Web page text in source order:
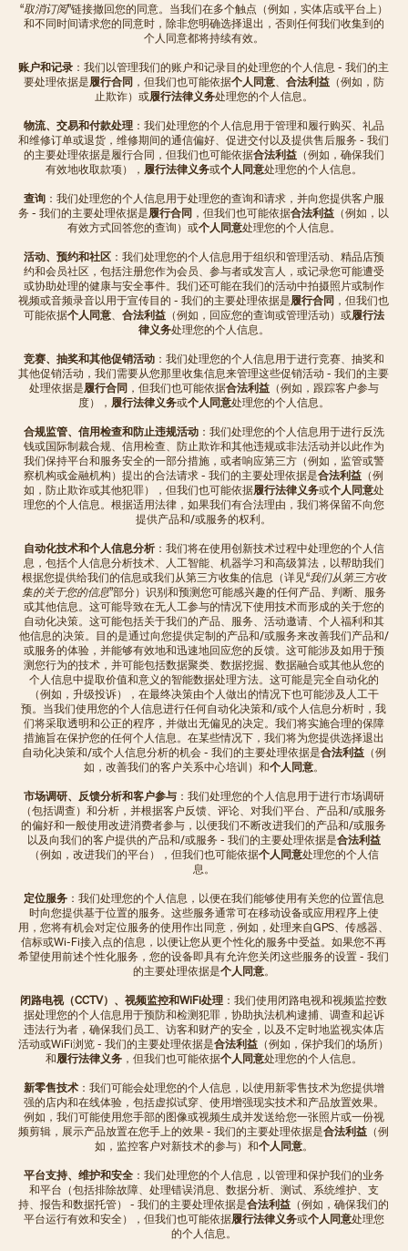
“取消订阅”链接撤回您的同意。当我们在多个触点（例如，实体店或平台上）
和不同时间请求您的同意时，除非您明确选择退出，否则任何我们收集到的
个人同意都将持续有效。
账户和记录 ：我们以管理我们的账户和记录目的处理您的个人信息 - 我们的主
要处理依据是履行合同 ，但我们也可能依据个人同意、 合法利益（例如，防
止欺诈）或履行法律义务处理您的个人信息。
物流、交易和付款处理：我们处理您的个人信息用于管理和履行购买、礼品
和维修订单或退货，维修期间的通信偏好、促进交付以及提供售后服务 - 我们
的主要处理依据是履行合同，但我们也可能依据合法利益（例如，确保我们
有效地收取款项）， 履行法律义务或个人同意处理您的个人信息。
查询：我们处理您的个人信息用于处理您的查询和请求，并向您提供客户服
务 - 我们的主要处理依据是履行合同 ，但我们也可能依据合法利益 （例如，以
有效方式回答您的查询）或个人同意处理您的个人信息。
活动、预约和社区：我们处理您的个人信息用于组织和管理活动、精品店预
约和会员社区，包括注册您作为会员、参与者或发言人，或记录您可能遭受
或协助处理的健康与安全事件。我们还可能在我们的活动中拍摄照片或制作
视频或音频录音以用于宣传目的 - 我们的主要处理依据是履行合同 ，但我们也
可能依据个人同意、 合法利益（例如，回应您的查询或管理活动）或履行法
律义务处理您的个人信息。
竞赛、抽奖和其他促销活动：我们处理您的个人信息用于进行竞赛、抽奖和
其他促销活动，我们需要从您那里收集信息来管理这些促销活动 - 我们的主要
处理依据是履行合同 ，但我们也可能依据合法利益（例如，跟踪客户参与
度）， 履行法律义务或个人同意处理您的个人信息。
合规监管、信用检查和防止违规活动：我们处理您的个人信息用于进行反洗
钱或国际制裁合规、信用检查、防止欺诈和其他违规或非法活动并以此作为
我们保持平台和服务安全的一部分措施，或者响应第三方（例如，监管或警
察机构或金融机构）提出的合法请求 - 我们的主要处理依据是合法利益 （例
如，防止欺诈或其他犯罪），但我们也可能依据履行法律义务或个人同意处
理您的个人信息。根据适用法律，如果我们有合法理由，我们将保留不向您
提供产品和/或服务的权利。
自动化技术和个人信息分析：我们将在使用创新技术过程中处理您的个人信
息，包括个人信息分析技术、人工智能、机器学习和高级算法，以帮助我们
根据您提供给我们的信息或我们从第三方收集的信息（详见“我们从第三方收
集的关于您的信息”部分）识别和预测您可能感兴趣的任何产品、判断、服务
或其他信息。这可能导致在无人工参与的情况下使用技术而形成的关于您的
自动化决策。这可能包括关于我们的产品、服务、活动邀请、个人福利和其
他信息的决策。目的是通过向您提供定制的产品和/或服务来改善我们产品和/
或服务的体验，并能够有效地和迅速地回应您的反馈。这可能涉及如用于预
测您行为的技术，并可能包括数据聚类、数据挖掘、数据融合或其他从您的
个人信息中提取价值和意义的智能数据处理方法。这可能是完全自动化的
（例如，升级投诉），在最终决策由个人做出的情况下也可能涉及人工干
预。当我们使用您的个人信息进行任何自动化决策和/或个人信息分析时，我
们将采取透明和公正的程序，并做出无偏见的决定。我们将实施合理的保障
措施旨在保护您的任何个人信息。在某些情况下，我们将为您提供选择退出
自动化决策和/或个人信息分析的机会 - 我们的主要处理依据是合法利益（例
如，改善我们的客户关系中心培训）和个人同意。
市场调研、反馈分析和客户参与：我们处理您的个人信息用于进行市场调研
（包括调查）和分析，并根据客户反馈、评论、对我们平台、产品和/或服务
的偏好和一般使用改进消费者参与，以便我们不断改进我们的产品和/或服务
以及向我们的客户提供的产品和/或服务 - 我们的主要处理依据是合法利益
（例如，改进我们的平台），但我们也可能依据个人同意处理您的个人信
息。
定位服务：我们处理您的个人信息，以便在我们能够使用有关您的位置信息
时向您提供基于位置的服务。这些服务通常可在移动设备或应用程序上使
用，您将有机会对定位服务的使用作出同意，例如，处理来自GPS、传感器、
信标或Wi-Fi接入点的信息，以便让您从更个性化的服务中受益。如果您不再
希望使用前述个性化服务，您的设备即具有允许您关闭这些服务的设置 - 我们
的主要处理依据是个人同意。
闭路电视（CCTV）、视频监控和WiFi处理 ：我们使用闭路电视和视频监控数
据处理您的个人信息用于预防和检测犯罪，协助执法机构逮捕、调查和起诉
违法行为者，确保我们员工、访客和财产的安全，以及不定时地监视实体店
活动或WiFi浏览 - 我们的主要处理依据是合法利益 （例如，保护我们的场所）
和履行法律义务，但我们也可能依据个人同意处理您的个人信息。
新零售技术：我们可能会处理您的个人信息，以使用新零售技术为您提供增
强的店内和在线体验，包括虚拟试穿、使用增强现实技术和产品放置效果。
例如，我们可能使用您手部的图像或视频生成并发送给您一张照片或一份视
频剪辑，展示产品放置在您手上的效果 - 我们的主要处理依据是合法利益 （例
如，监控客户对新技术的参与）和个人同意。
平台支持、维护和安全：我们处理您的个人信息，以管理和保护我们的业务
和平台（包括排除故障、处理错误消息、数据分析、测试、系统维护、支
持、报告和数据托管） - 我们的主要处理依据是合法利益 （例如，确保我们的
平台运行有效和安全），但我们也可能依据履行法律义务或个人同意处理您
的个人信息。